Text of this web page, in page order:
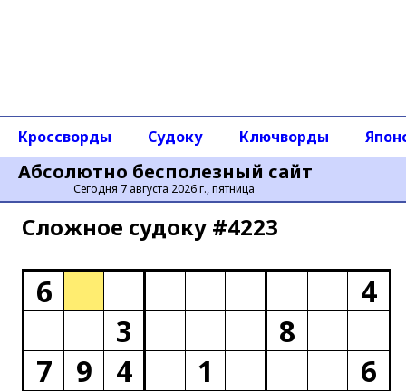
Абсолютно бесполезный сайт
Сегодня 7 августа 2026 г., пятница
Кроссворды Судоку Ключворды
Сложное cудоку #4223
6
4
3
8
7
9 4 1
6